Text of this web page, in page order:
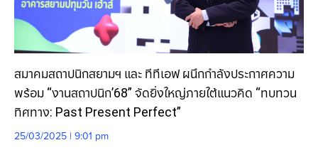
สมาคมสถาปนิกสยามฯ และ ทีทีเอฟ ผนึกกำลังประกาศความ
พร้อม “งานสถาปนิก’68” จัดยิ่งใหญ่ภายใต้แนวคิด “ทบทวน
ทิศทาง: Past Present Perfect”
25/03/2025 | 9:01 pm